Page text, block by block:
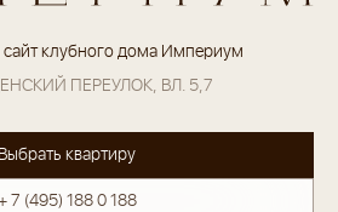
клубного дома Империум
ПЕРЕУЛОК, ВЛ. 5,7
7 (495) 188 0 188
Выбрать квартиру